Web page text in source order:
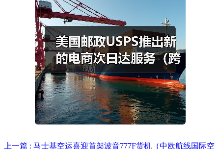
上一篇 : 马士基空运喜迎首架波音777F货机（中欧航线国际空